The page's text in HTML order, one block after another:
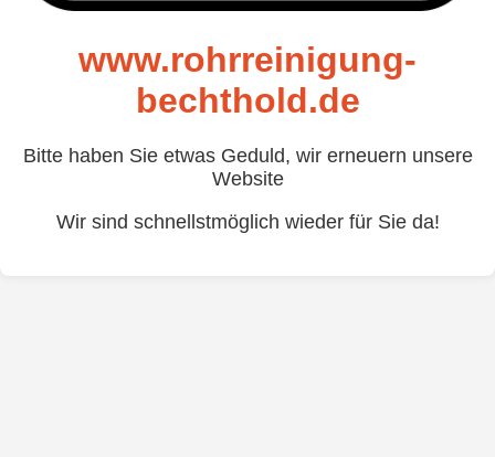
www.rohrreinigung-
bechthold.de
Bitte haben Sie etwas Geduld, wir erneuern unsere
Website
Wir sind schnellstmöglich wieder für Sie da!